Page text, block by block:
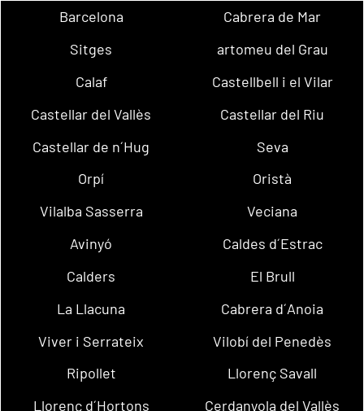
Barcelona
Cabrera de Mar
Sitges
artomeu del Grau
Calaf
Castellbell i el Vilar
Castellar del Vallès
Castellar del Riu
Castellar de n´Hug
Seva
Orpí
Oristà
Vilalba Sasserra
Veciana
Avinyó
Caldes d´Estrac
Calders
El Brull
La Llacuna
Cabrera d´Anoia
Viver i Serrateix
Vilobí del Penedès
Ripollet
Llorenç Savall
Llorenç d´Hortons
Cerdanyola del Vallès